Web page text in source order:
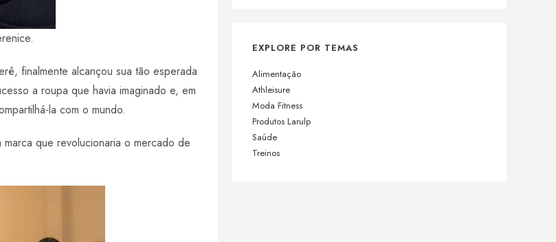
finalmente alcançou sua tão esperada
a roupa que havia imaginado e, em
la com o mundo.
que revolucionaria o mercado de
EXPLORE POR TEMAS
Alimentação
Athleisure
Moda Fitness
Produtos Larulp
Saúde
Treinos